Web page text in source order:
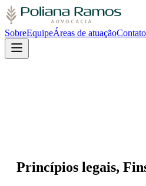
SobreEquipeÁreas de atuaçãoContato
Princípios legais,